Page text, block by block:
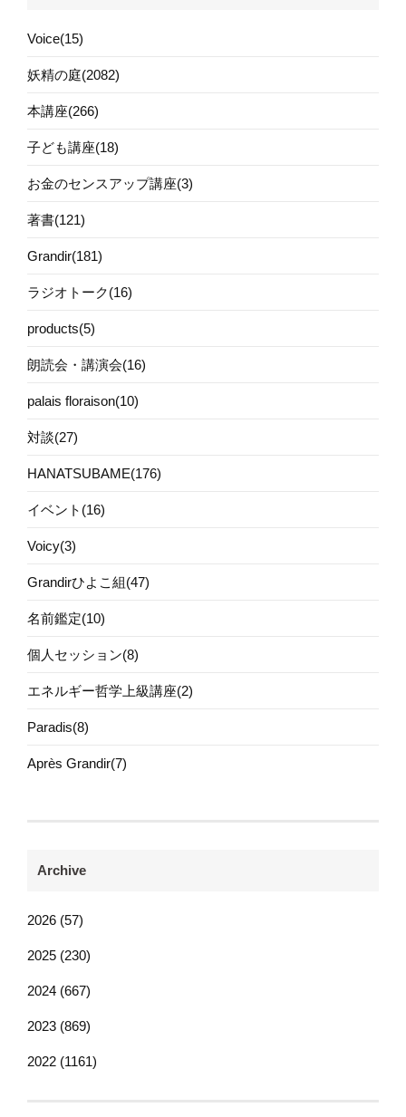
Voice(15)
妖精の庭(2082)
本講座(266)
子ども講座(18)
お金のセンスアップ講座(3)
著書(121)
Grandir(181)
ラジオトーク(16)
products(5)
朗読会・講演会(16)
palais floraison(10)
対談(27)
HANATSUBAME(176)
イベント(16)
Voicy(3)
Grandirひよこ組(47)
名前鑑定(10)
個人セッション(8)
エネルギー哲学上級講座(2)
Paradis(8)
Après Grandir(7)
Archive
2026 (57)
2025 (230)
2024 (667)
2023 (869)
2022 (1161)